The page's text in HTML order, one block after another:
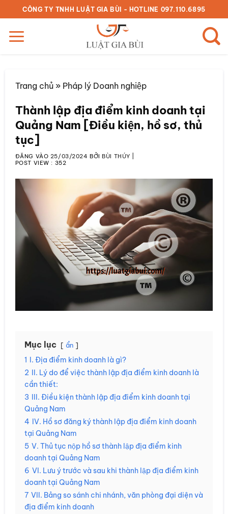
qua
nội
dung
CÔNG TY TNHH LUẬT GIA BÙI - HOTLINE 097.110.6895
Trang chủ» Pháp lý Doanh nghiệp
Thành lập địa điểm kinh doanh tại
Quảng Nam [Điều kiện, hồ sơ, thủ
tục]
ĐĂNG VÀO 25/03/2024 BỞIBÙI THÚY
POST VIEW : 352
Mục lục ẩn
1 I. Địa điểm kinh doanh là gì?
2 II. Lý do để việc thành lập địa điểm kinh doanh là
cần thiết:
3 III. Điều kiện thành lập địa điểm kinh doanh tại
Quảng Nam
4 IV. Hồ sơ đăng ký thành lập địa điểm kinh doanh
tại Quảng Nam
5 V. Thủ tục nộp hồ sơ thành lập địa điểm kinh
doanh tại Quảng Nam
6 VI. Lưu ý trước và sau khi thành lập địa điểm kinh
doanh tại Quảng Nam
7 VII. Bảng so sánh chi nhánh, văn phòng đại diện và
địa điểm kinh doanh